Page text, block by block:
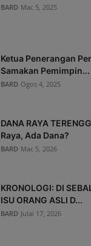
BARD Mac 5, 2025
Ketua Penerangan
Samakan Pemimpin...
BARD Ogos 4, 2025
DANA RAYA
Raya, Ada Dana?
BARD Mac 5, 2026
KRONOLOGI: DI
ISU ORANG ASLI D...
BARD Julai 17, 2026